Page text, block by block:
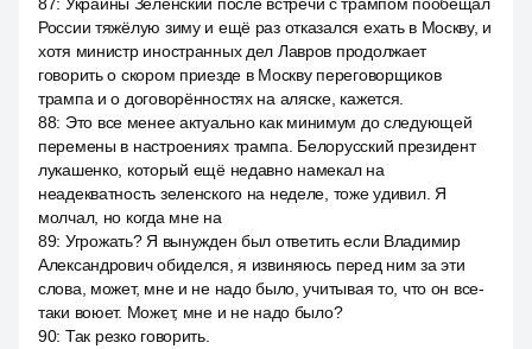
России тяжёлую зиму и ещё раз отказался ехать в Москву, и
хотя министр иностранных дел Лавров продолжает
говорить о скором приезде в Москву переговорщиков
трампа и о договорённостях на аляске, кажется.
88: Это все менее актуально как минимум до следующей
перемены в настроениях трампа. Белорусский президент
лукашенко, который ещё недавно намекал на
неадекватность зеленского на неделе, тоже удивил. Я
молчал, но когда мне на
89: Угрожать? Я вынужден был ответить если Владимир
Александрович обиделся, я извиняюсь перед ним за эти
слова, может, мне и не надо было, учитывая то, что он все-
таки воюет. Может, мне и не надо было?
90: Так резко говорить.